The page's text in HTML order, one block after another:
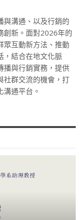
與溝通、以及行銷的
創新。面對2026年的
眾互動新方法、推動
，結合在地文化脈
播與行銷實務，提供
社群交流的機會，打
通平台。